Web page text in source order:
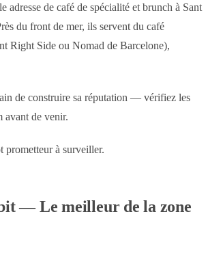
adresse de café de spécialité et brunch à Sant
du front de mer, ils servent du café
Right Side ou Nomad de Barcelone),
de construire sa réputation — vérifiez les
avant de venir.
prometteur à surveiller.
— Le meilleur de la zone